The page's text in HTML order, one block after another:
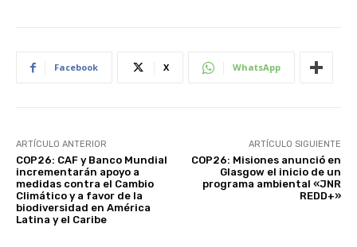
Facebook X WhatsApp
ARTÍCULO ANTERIOR
COP26: CAF y Banco Mundial
incrementarán apoyo a
medidas contra el Cambio
Climático y a favor de la
biodiversidad en América
Latina y el Caribe
ARTÍCULO SIGUIENTE
COP26: Misiones anunció en
Glasgow el inicio de un
programa ambiental «JNR
REDD+»